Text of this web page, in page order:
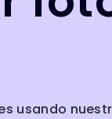
usando